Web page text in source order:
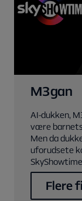
M3gan
AI-dukken,
være
Men da
uforudsete
Flere